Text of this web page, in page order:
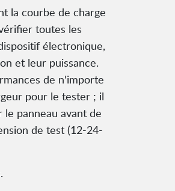
la courbe de charge
toutes les
électronique,
et leur puissance.
de n'importe
pour le tester ; il
panneau avant de
de test (12-24-